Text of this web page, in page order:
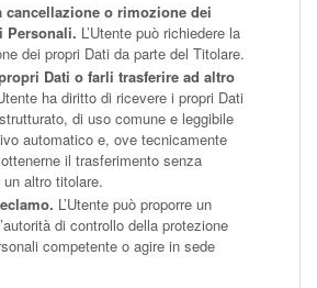
cancellazione o rimozione dei
Personali. L’Utente può richiedere la
dei propri Dati da parte del Titolare.
Dati o farli trasferire ad altro
ha diritto di ricevere i propri Dati
di uso comune e leggibile
automatico e, ove tecnicamente
il trasferimento senza
altro titolare.
L’Utente può proporre un
di controllo della protezione
competente o agire in sede